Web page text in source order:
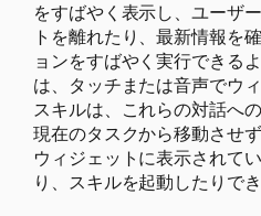
をすばやく表示し、ユーザ
トを離れたり、最新情報を
ョンをすばやく実行できる
は、タッチまたは音声でウ
スキルは、これらの対話へ
現在のタスクから移動させ
ウィジェットに表示されて
り、スキルを起動したりでき